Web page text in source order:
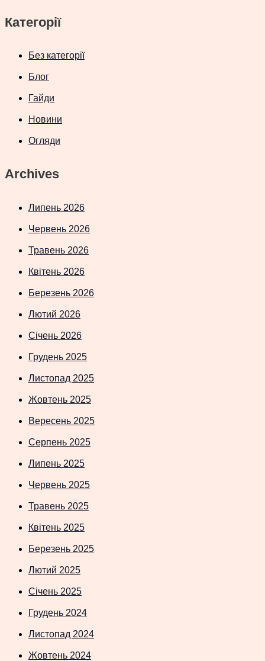
Категорії
Без категорії
Блог
Гайди
Новини
Огляди
Archives
Липень 2026
Червень 2026
Травень 2026
Квітень 2026
Березень 2026
Лютий 2026
Січень 2026
Грудень 2025
Листопад 2025
Жовтень 2025
Вересень 2025
Серпень 2025
Липень 2025
Червень 2025
Травень 2025
Квітень 2025
Березень 2025
Лютий 2025
Січень 2025
Грудень 2024
Листопад 2024
Жовтень 2024